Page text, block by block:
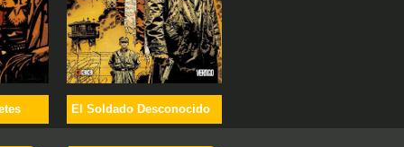
El Soldado Desconocido